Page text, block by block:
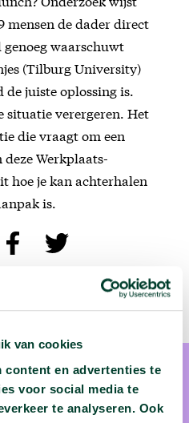
van cookies
content en advertenties te
voor social media te
te analyseren. Ook
mensen de dader direct
waarschuwt
(Tilburg University)
juiste oplossing is.
situatie verergeren. Het
die vraagt om een
Werkplaats-
hoe je kan achterhalen
is.